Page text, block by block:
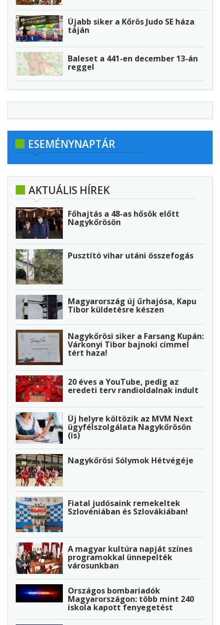
Újabb siker a Kőrös Judo SE háza
táján
Baleset a 441-en december 13-án
reggel
ESEMÉNYNAPTÁR
AKTUÁLIS HÍREK
Főhajtás a 48-as hősök előtt
Nagykőrösön
Pusztító vihar utáni összefogás
Magyarország új űrhajósa, Kapu
Tibor küldetésre készen
Nagykőrösi siker a Farsang Kupán:
Várkonyi Tibor bajnoki címmel
tért haza!
20 éves a YouTube, pedig az
eredeti terv randioldalnak indult
Új helyre költözik az MVM Next
ügyfélszolgálata Nagykőrösön
(is)
Nagykőrösi Sólymok Hétvégéje
Fiatal judósaink remekeltek
Szlovéniában és Szlovákiában!
A magyar kultúra napját színes
programokkal ünnepelték
városunkban
Országos bombariadók
Magyarországon: több mint 240
iskola kapott fenyegetést